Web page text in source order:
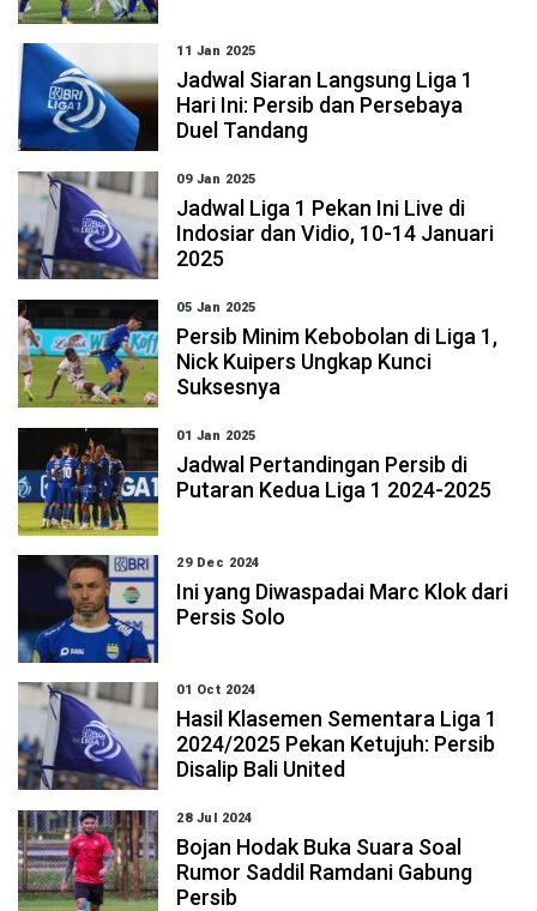
11 Jan 2025
Jadwal Siaran Langsung Liga 1
Hari Ini: Persib dan Persebaya
Duel Tandang
09 Jan 2025
Jadwal Liga 1 Pekan Ini Live di
Indosiar dan Vidio, 10-14 Januari
2025
05 Jan 2025
Persib Minim Kebobolan di Liga 1,
Nick Kuipers Ungkap Kunci
Suksesnya
01 Jan 2025
Jadwal Pertandingan Persib di
Putaran Kedua Liga 1 2024-2025
29 Dec 2024
Ini yang Diwaspadai Marc Klok dari
Persis Solo
01 Oct 2024
Hasil Klasemen Sementara Liga 1
2024/2025 Pekan Ketujuh: Persib
Disalip Bali United
28 Jul 2024
Bojan Hodak Buka Suara Soal
Rumor Saddil Ramdani Gabung
Persib